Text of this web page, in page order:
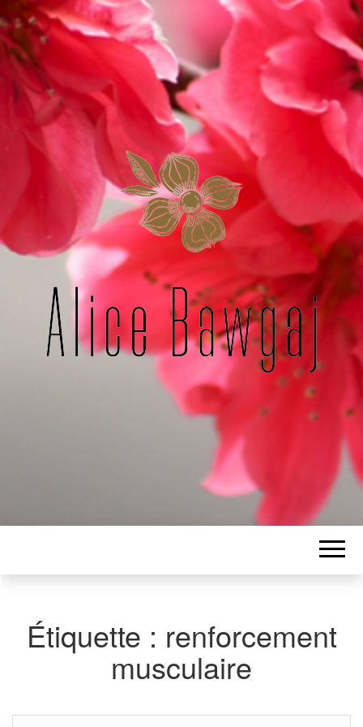
ALICE
BAWGAJ
Les petits mots d'Alice
Étiquette : renforcement
musculaire